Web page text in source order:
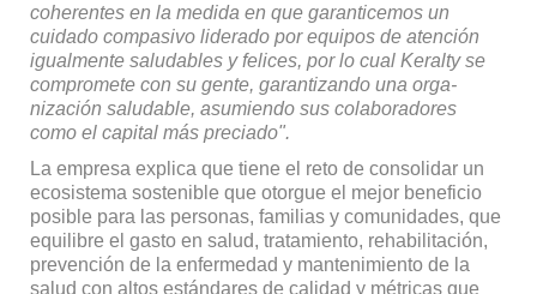
coherentes en la medida en que garanticemos un
cuidado compasivo liderado por equipos de atención
igualmente saludables y felices, por lo cual Keralty se
compromete con su gente, garantizando una orga­
nización saludable, asumiendo sus colaboradores
como el capital más preciado".
La empresa explica que tiene el reto de consolidar un
ecosistema sostenible que otorgue el mejor beneficio
po­sible para las personas, familias y comunidades, que
equilibre el gasto en salud, tratamiento, rehabilitación,
prevención de la enfermedad y mantenimiento de la
salud con altos estándares de calidad y métricas que